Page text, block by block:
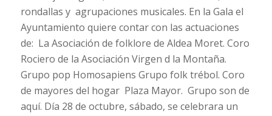
rondallas y agrupaciones musicales. En la Gala el
Ayuntamiento quiere contar con las actuaciones
de: La Asociación de folklore de Aldea Moret. Coro
Rociero de la Asociación Virgen d la Montaña.
Grupo pop Homosapiens Grupo folk trébol. Coro
de mayores del hogar Plaza Mayor. Grupo son de
aquí. Día 28 de octubre, sábado, se celebrara un